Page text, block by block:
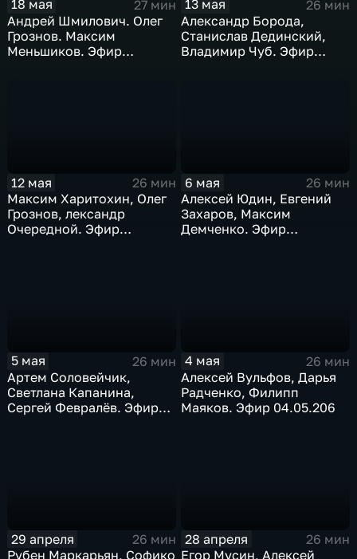
18 мая
27 мин
Андрей Шмилович. Олег
Грознов. Максим
Меньшиков. Эфир
13 мая
26 мин
Александр Борода,
Станислав Дединский,
Владимир Чуб. Эфир
12 мая
26 мин
Максим Харитохин, Олег
Грознов, лександр
Очередной. Эфир
6 мая
26 мин
Алексей Юдин, Евгений
Захаров, Максим
Демченко. Эфир
5 мая
26 мин
Артем Соловейчик,
Светлана Капанина,
Сергей Февралёв. Эфир
4 мая
26 мин
Алексей Вульфов, Дарья
Радченко, Филипп
Маяков. Эфир 04.05.206
29 апреля
26 мин
Рубен Маркарьян, Софико
28 апреля
26 мин
Егор Мусин, Алексей